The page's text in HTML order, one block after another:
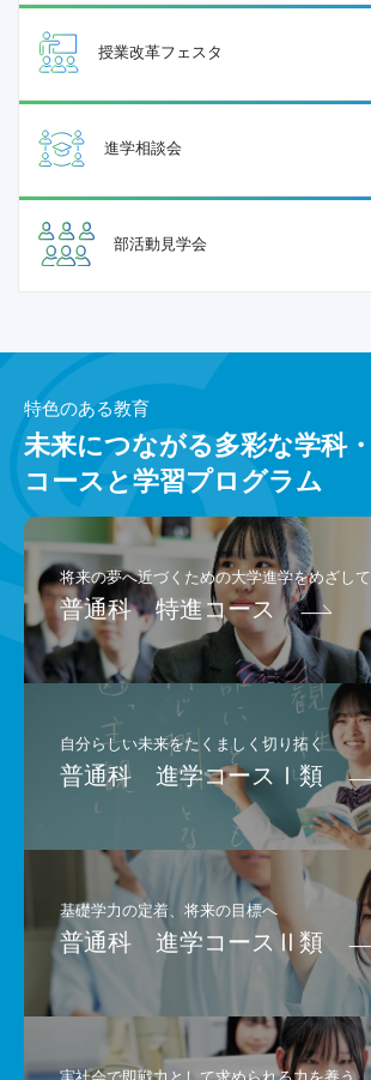
授業改革フェスタ
進学相談会
部活動見学会
特色のある教育
未来につながる多彩な学科・
コースと学習プログラム
将来の夢へ近づくための大学進学をめざして
普通科 特進コース
自分らしい未来をたくましく切り拓く
普通科 進学コースⅠ類
基礎学力の定着、将来の目標へ
普通科 進学コースⅡ類